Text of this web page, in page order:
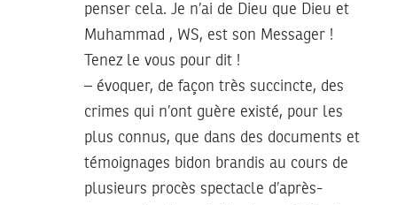
penser cela. Je n’ai de Dieu que Dieu et
Muhammad , WS, est son Messager !
Tenez le vous pour dit !
– évoquer, de façon très succincte, des
crimes qui n’ont guère existé, pour les
plus connus, que dans des documents et
témoignages bidon brandis au cours de
plusieurs procès spectacle d’après-